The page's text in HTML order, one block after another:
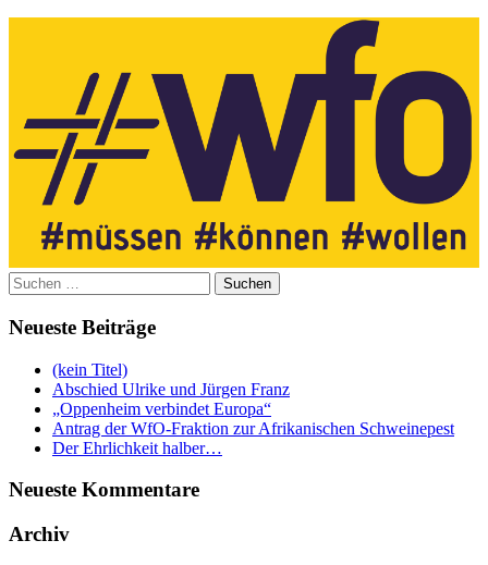
Suchen
nach:
Neueste Beiträge
(kein Titel)
Abschied Ulrike und Jürgen Franz
„Oppenheim verbindet Europa“
Antrag der WfO-Fraktion zur Afrikanischen Schweinepest
Der Ehrlichkeit halber…
Neueste Kommentare
Archiv